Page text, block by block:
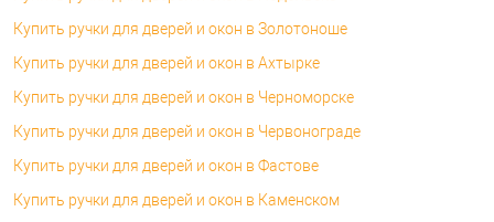
Купить ручки для дверей и окон в Золотоноше
Купить ручки для дверей и окон в Ахтырке
Купить ручки для дверей и окон в Черноморске
Купить ручки для дверей и окон в Червонограде
Купить ручки для дверей и окон в Фастове
Купить ручки для дверей и окон в Каменском